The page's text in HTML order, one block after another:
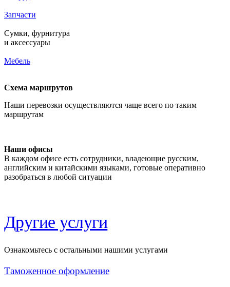
Запчасти
Сумки, фурнитура
и аксессуары
Мебель
Схема маршрутов
Наши перевозки осуществляются чаще всего по таким
маршрутам
Наши офисы
В каждом офисе есть сотрудники, владеющие русским,
английским и китайскими языками, готовые оперативно
разобраться в любой ситуации
Другие услуги
Ознакомьтесь с остальными нашими услугами
Таможенное оформление